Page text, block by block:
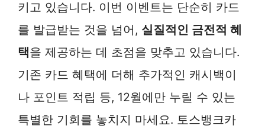
키고 있습니다. 이번 이벤트는 단순히 카드
를 발급받는 것을 넘어, 실질적인 금전적 혜
택을 제공하는 데 초점을 맞추고 있습니다.
기존 카드 혜택에 더해 추가적인 캐시백이
나 포인트 적립 등, 12월에만 누릴 수 있는
특별한 기회를 놓치지 마세요. 토스뱅크카